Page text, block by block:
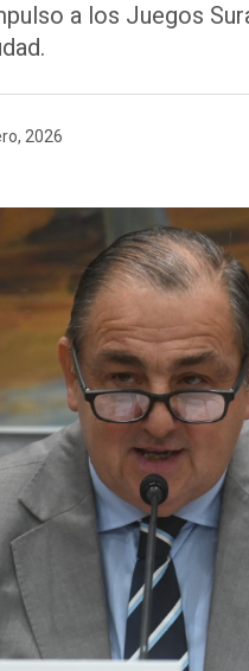
a los Juegos
2026